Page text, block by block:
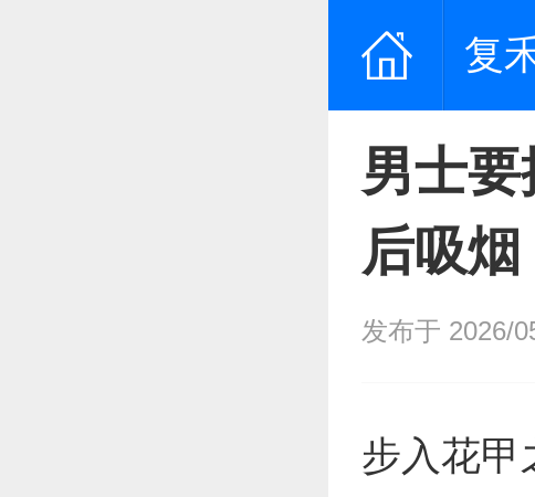
复
男士
后吸
发布于 2026/
步入花甲